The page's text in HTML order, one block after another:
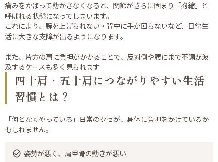
痛みをかばって動かさなくなると、関節がさらに固まり「拘縮」と
呼ばれる状態になってしまいます。
これにより、腕を上げられない・背中に手が回らないなど、日常生
活に大きな支障が出るようになります。
また、片方の肩に負担がかかることで、反対側や腰にまで不調が波
及するケースも多く見られます
四十肩・五十肩につながりやすい生活
習慣とは？
「何となくやっている」日常のクセが、身体に負担をかけているか
もしれません。
姿勢が悪く、肩甲骨の動きが悪い